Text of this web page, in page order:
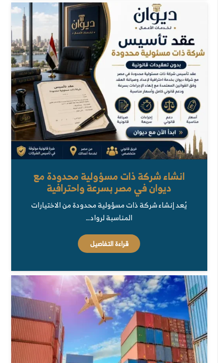
انشاء شركة ذات مسؤولية محدودة مع
ديوان في مصر بسرعة واحترافية
يُعد إنشاء شركة ذات مسؤولية محدودة من الاختيارات
المناسبة لرواد…
قراءة التفاصيل